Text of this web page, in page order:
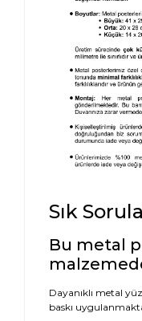
Sık
Bu metal
Dayanıklı metal
baskı